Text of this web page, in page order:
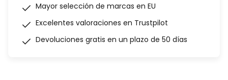
Mayor selección de marcas en EU
Excelentes valoraciones en Trustpilot
Devoluciones gratis en un plazo de 50 días